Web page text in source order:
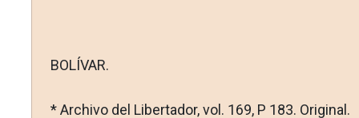
BOLÍVAR.
* Archivo del Libertador, vol. 169, P 183. Original.